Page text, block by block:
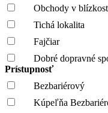
Obchody v
Tichá lokalita
Fajčiar
Dobré dopravné
Prístupnosť
Bezbariérový
Kúpeľňa